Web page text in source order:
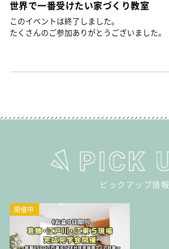
世界で一番受けたい家づくり教室
このイベントは終了しました。
たくさんのご参加ありがとうございました。
ピックアップ情報
開催中